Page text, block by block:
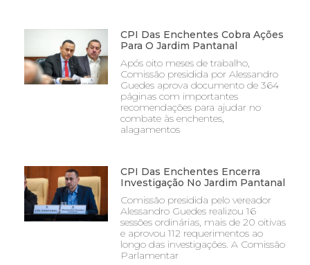
CPI Das Enchentes Cobra Ações
Para O Jardim Pantanal
Após oito meses de trabalho,
Comissão presidida por Alessandro
Guedes aprova documento de 364
páginas com importantes
recomendações para ajudar no
combate às enchentes,
alagamentos
CPI Das Enchentes Encerra
Investigação No Jardim Pantanal
Comissão presidida pelo vereador
Alessandro Guedes realizou 16
sessões ordinárias, mais de 20 oitivas
e aprovou 112 requerimentos ao
longo das investigações. A Comissão
Parlamentar